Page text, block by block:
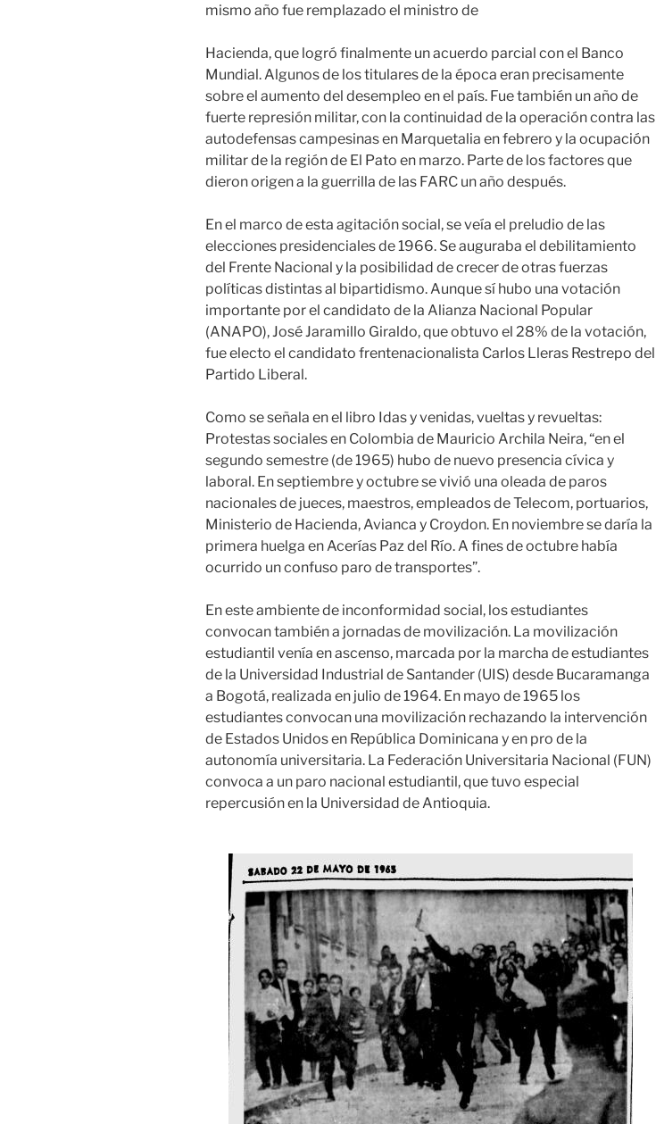
mismo año fue remplazado el ministro de
Hacienda, que logró finalmente un acuerdo parcial con el Banco
Mundial. Algunos de los titulares de la época eran precisamente
sobre el aumento del desempleo en el país. Fue también un año de
fuerte represión militar, con la continuidad de la operación contra las
autodefensas campesinas en Marquetalia en febrero y la ocupación
militar de la región de El Pato en marzo. Parte de los factores que
dieron origen a la guerrilla de las FARC un año después.
En el marco de esta agitación social, se veía el preludio de las
elecciones presidenciales de 1966. Se auguraba el debilitamiento
del Frente Nacional y la posibilidad de crecer de otras fuerzas
políticas distintas al bipartidismo. Aunque sí hubo una votación
importante por el candidato de la Alianza Nacional Popular
(ANAPO), José Jaramillo Giraldo, que obtuvo el 28% de la votación,
fue electo el candidato frentenacionalista Carlos Lleras Restrepo del
Partido Liberal.
Como se señala en el libro Idas y venidas, vueltas y revueltas:
Protestas sociales en Colombia de Mauricio Archila Neira, “en el
segundo semestre (de 1965) hubo de nuevo presencia cívica y
laboral. En septiembre y octubre se vivió una oleada de paros
nacionales de jueces, maestros, empleados de Telecom, portuarios,
Ministerio de Hacienda, Avianca y Croydon. En noviembre se daría la
primera huelga en Acerías Paz del Río. A fines de octubre había
ocurrido un confuso paro de transportes”.
En este ambiente de inconformidad social, los estudiantes
convocan también a jornadas de movilización. La movilización
estudiantil venía en ascenso, marcada por la marcha de estudiantes
de la Universidad Industrial de Santander (UIS) desde Bucaramanga
a Bogotá, realizada en julio de 1964. En mayo de 1965 los
estudiantes convocan una movilización rechazando la intervención
de Estados Unidos en República Dominicana y en pro de la
autonomía universitaria. La Federación Universitaria Nacional (FUN)
convoca a un paro nacional estudiantil, que tuvo especial
repercusión en la Universidad de Antioquia.